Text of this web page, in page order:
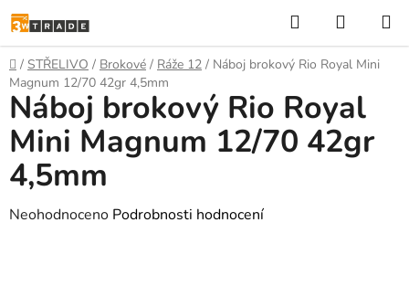
Přejít
na
obsah
Hledat
KOŠÍK
Domů
/ STŘELIVO / Brokové / Ráže 12 / Náboj brokový Rio Royal Mini
Magnum 12/70 42gr 4,5mm
Náboj brokový Rio Royal
Mini Magnum 12/70 42gr
4,5mm
Průměrné
Neohodnoceno Podrobnosti hodnocení